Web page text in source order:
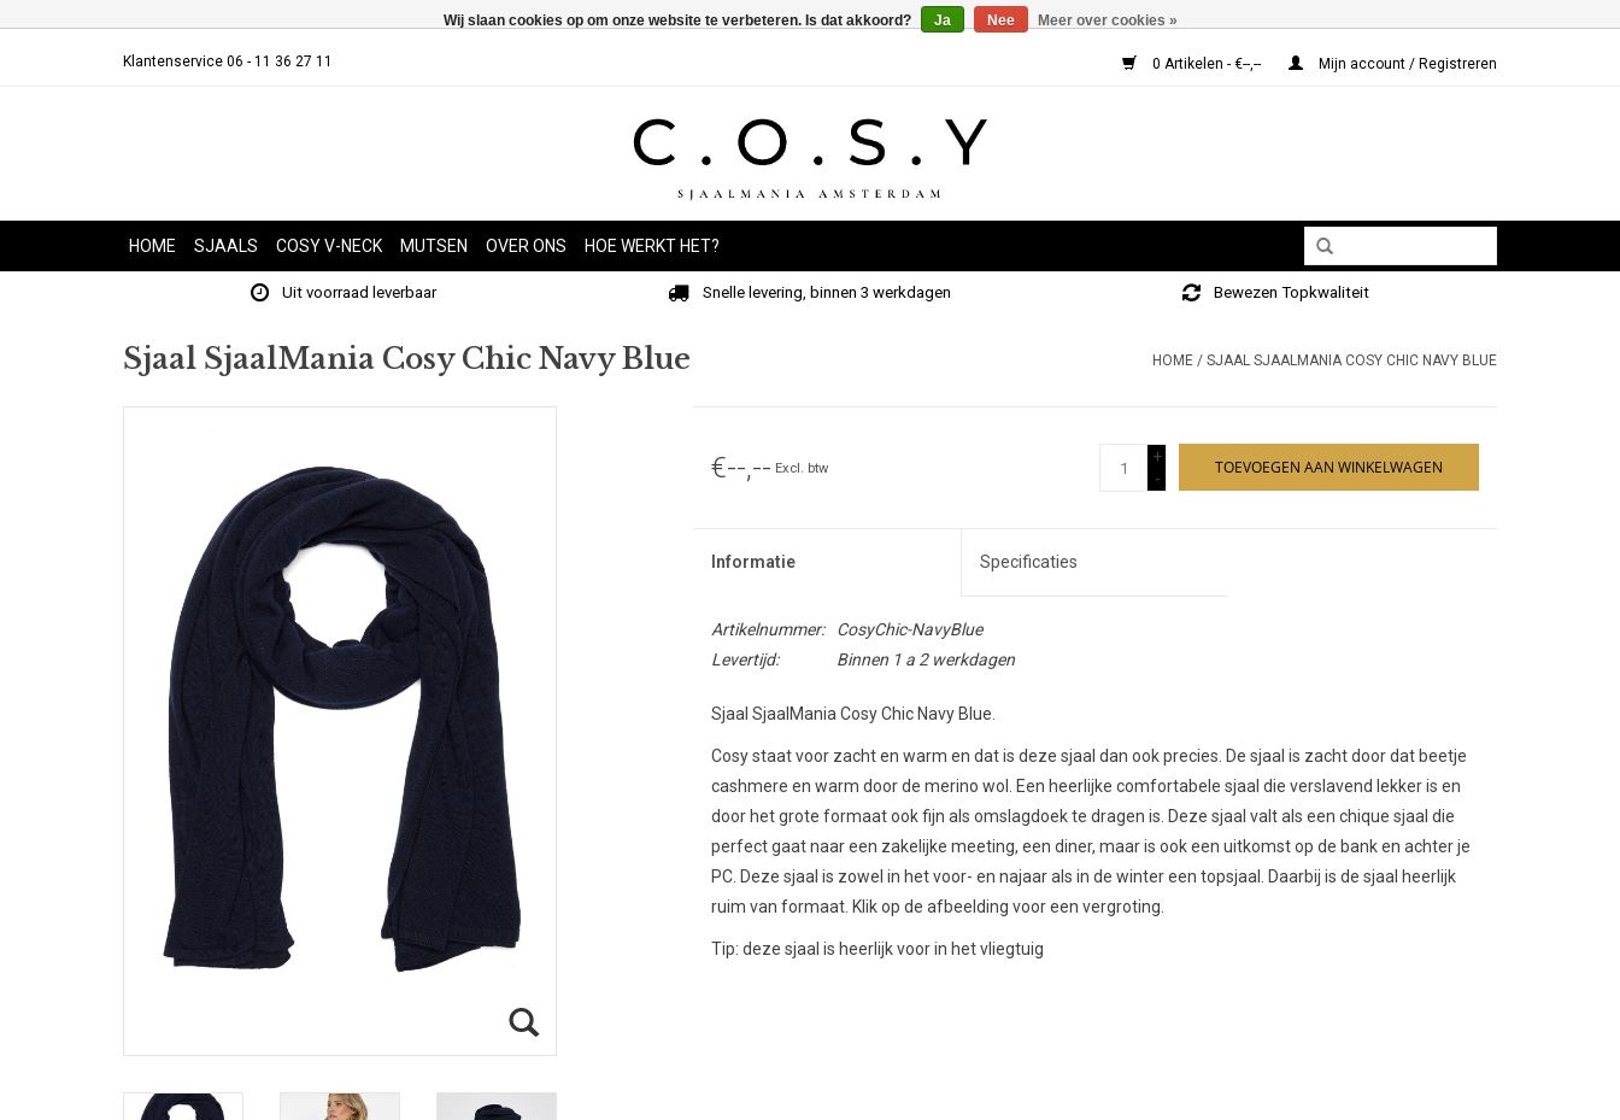
Klantenservice 06 - 11 36 27 11 0 Artikelen - €--,-- Mijn account / Registreren
HOME SJAALS COSY V-NECK MUTSEN OVER ONS HOE WERKT HET?
Uit voorraad leverbaar Snelle levering, binnen 3 werkdagen Bewezen Topkwaliteit
Sjaal SjaalMania Cosy Chic Navy Blue HOME / SJAAL SJAALMANIA COSY CHIC NAVY BLUE
€--,-- Excl. btw
+
-
TOEVOEGEN AAN WINKELWAGEN
Informatie Specificaties
Artikelnummer:
CosyChic-NavyBlue
Levertijd:
Binnen 1 a 2 werkdagen
Sjaal SjaalMania Cosy Chic Navy Blue.
Cosy staat voor zacht en warm en dat is deze sjaal dan ook precies. De sjaal is zacht door dat beetje
cashmere en warm door de merino wol. Een heerlijke comfortabele sjaal die verslavend lekker is en
door het grote formaat ook fijn als omslagdoek te dragen is. Deze sjaal valt als een chique sjaal die
perfect gaat naar een zakelijke meeting, een diner, maar is ook een uitkomst op de bank en achter je
PC. Deze sjaal is zowel in het voor- en najaar als in de winter een topsjaal. Daarbij is de sjaal heerlijk
ruim van formaat. Klik op de afbeelding voor een vergroting.
Tip: deze sjaal is heerlijk voor in het vliegtuig
Wij slaan cookies op om onze website te verbeteren. Is dat akkoord? Ja Nee Meer over cookies »